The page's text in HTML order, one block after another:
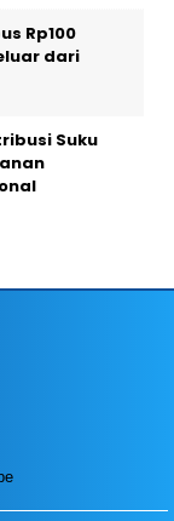
Rp100
dari
Suku